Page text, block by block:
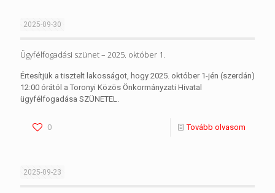
2025-09-30
Ügyfélfogadási szünet – 2025. október 1.
Értesítjük a tisztelt lakosságot, hogy 2025. október 1-jén (szerdán)
12:00 órától a Toronyi Közös Önkormányzati Hivatal
ügyfélfogadása SZÜNETEL.
0 Tovább olvasom
2025-09-23